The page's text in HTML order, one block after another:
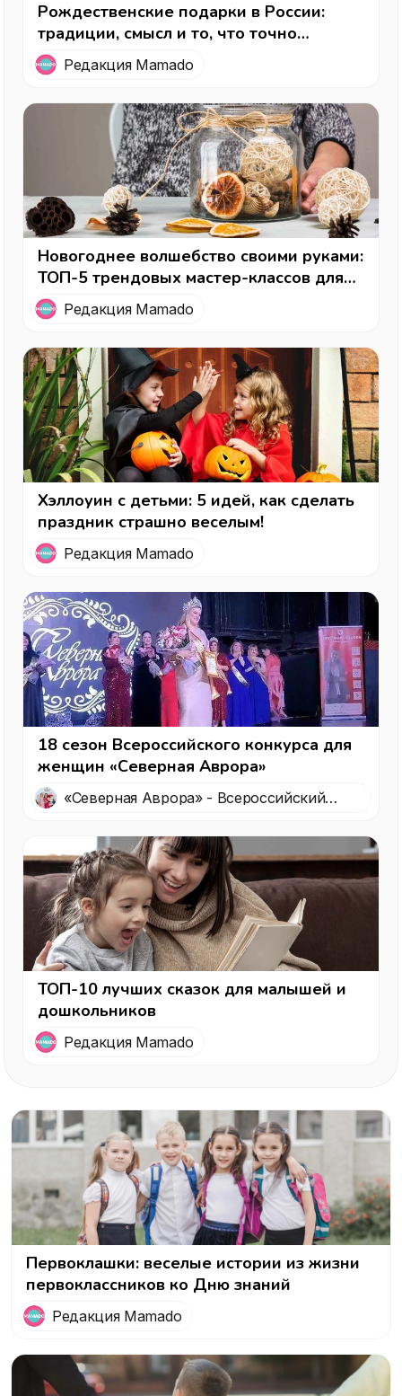
Рождественские подарки в России:
традиции, смысл и то, что точно
порадует
Редакция Mamado
Новогоднее волшебство своими руками:
ТОП-5 трендовых мастер-классов для
женщин на Рождество
Редакция Mamado
Хэллоуин с детьми: 5 идей, как сделать
праздник страшно веселым!
Редакция Mamado
18 сезон Всероссийского конкурса для
женщин «Северная Аврора»
«Северная Аврора» - Всероссийский
ТОП-10 лучших сказок для малышей и
дошкольников
Редакция Mamado
Первоклашки: веселые истории из жизни
первоклассников ко Дню знаний
Редакция Mamado